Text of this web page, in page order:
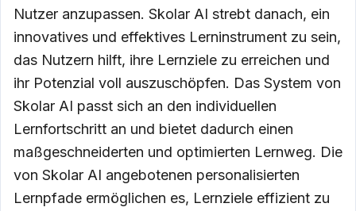
Nutzer anzupassen. Skolar AI strebt danach, ein
innovatives und effektives Lerninstrument zu sein,
das Nutzern hilft, ihre Lernziele zu erreichen und
ihr Potenzial voll auszuschöpfen. Das System von
Skolar AI passt sich an den individuellen
Lernfortschritt an und bietet dadurch einen
maßgeschneiderten und optimierten Lernweg. Die
von Skolar AI angebotenen personalisierten
Lernpfade ermöglichen es, Lernziele effizient zu